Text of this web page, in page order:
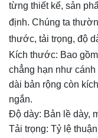
từng thiết kế, sản
định. Chúng ta
thước, tải trọng, độ
Kích thước: Bao
chẳng hạn như
dài bản rộng còn
ngắn.
Độ dày: Bản lề dày,
Tải trọng: Tỷ lệ